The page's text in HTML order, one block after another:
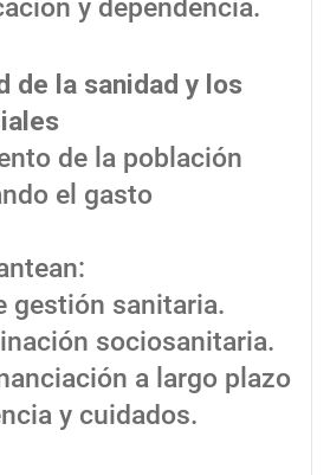
y dependencia.
de la sanidad y los
de la población
el gasto
gestión sanitaria.
sociosanitaria.
a largo plazo
y cuidados.